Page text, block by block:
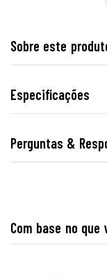
Sobre este
Especificações
Perguntas &
Com base no